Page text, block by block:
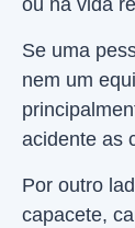
ou na vida
Se uma
nem um
acidente as
Por outro
capacete,